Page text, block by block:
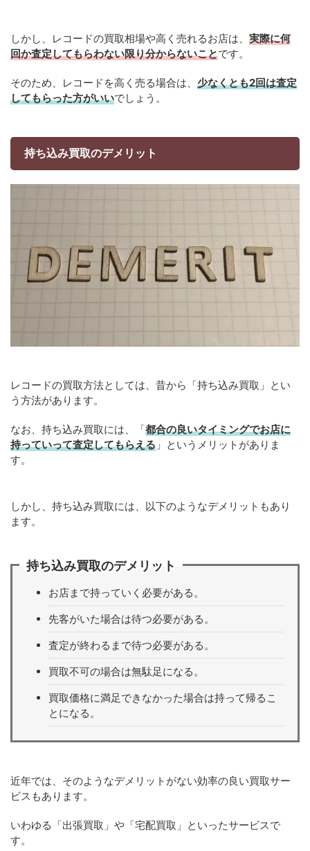
しかし、レコードの買取相場や高く売れるお店は、 実際に何
回か査定してもらわない限り分からないことです。
そのため、レコードを高く売る場合は、 少なくとも2回は査定
してもらった方がいいでしょう。
持ち込み買取のデメリット
レコードの買取方法としては、昔から「持ち込み買取」とい
う方法があります。
なお、持ち込み買取には、「都合の良いタイミングでお店に
持っていって査定してもらえる 」というメリットがありま
す。
しかし、持ち込み買取には、以下のようなデメリットもあり
ます。
持ち込み買取のデメリット
お店まで持っていく必要がある。
先客がいた場合は待つ必要がある。
査定が終わるまで待つ必要がある。
買取不可の場合は無駄足になる。
買取価格に満足できなかった場合は持って帰るこ
とになる。
近年では、そのようなデメリットがない効率の良い買取サー
ビスもあります。
いわゆる「出張買取」や「宅配買取」といったサービスで
す。